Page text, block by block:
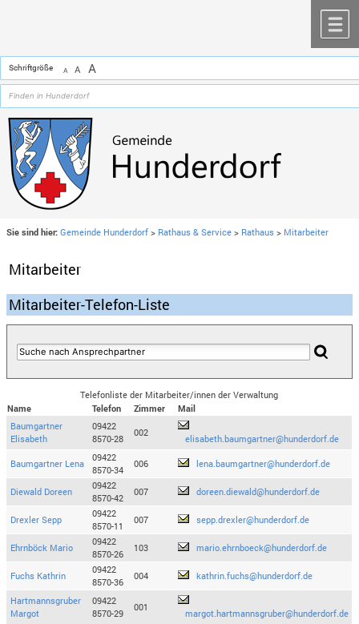
Schriftgröße A A A
Sie sind hier: Gemeinde Hunderdorf > Rathaus & Service > Rathaus > Mitarbeiter
Mitarbeiter
Mitarbeiter-Telefon-Liste
Telefonliste der Mitarbeiter/innen der Verwaltung
Name
Telefon Zimmer
Mail
Baumgartner
Elisabeth
09422
8570-28
002
elisabeth.baumgartner@hunderdorf.de
Baumgartner Lena
09422
8570-34
006 lena.baumgartner@hunderdorf.de
Diewald Doreen
09422
8570-42
007 doreen.diewald@hunderdorf.de
Drexler Sepp
09422
8570-11
007 sepp.drexler@hunderdorf.de
Ehrnböck Mario
09422
8570-26
103 mario.ehrnboeck@hunderdorf.de
Fuchs Kathrin
09422
8570-36
004 kathrin.fuchs@hunderdorf.de
Hartmannsgruber
Margot
09422
8570-29
001
margot.hartmannsgruber@hunderdorf.de